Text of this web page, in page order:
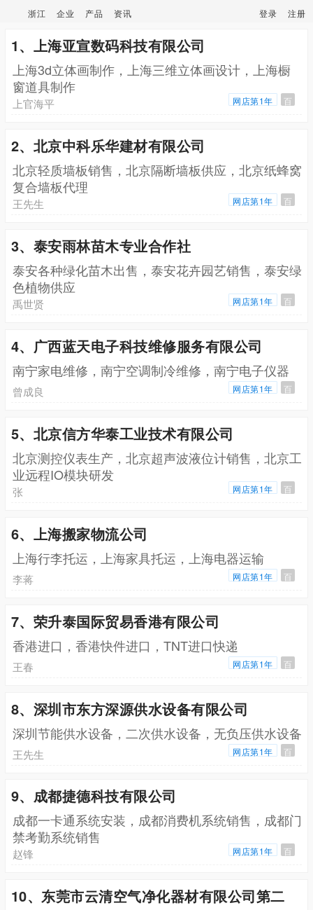
浙江 企业 产品 资讯 登录 注册
1、上海亚宣数码科技有限公司
上海3d立体画制作，上海三维立体画设计，上海橱
窗道具制作
上官海平 网店第1年 百
2、北京中科乐华建材有限公司
北京轻质墙板销售，北京隔断墙板供应，北京纸蜂窝
复合墙板代理
王先生 网店第1年 百
3、泰安雨林苗木专业合作社
泰安各种绿化苗木出售，泰安花卉园艺销售，泰安绿
色植物供应
禹世贤 网店第1年 百
4、广西蓝天电子科技维修服务有限公司
南宁家电维修，南宁空调制冷维修，南宁电子仪器
曾成良 网店第1年 百
5、北京信方华泰工业技术有限公司
北京测控仪表生产，北京超声波液位计销售，北京工
业远程IO模块研发
张 网店第1年 百
6、上海搬家物流公司
上海行李托运，上海家具托运，上海电器运输
李蒋 网店第1年 百
7、荣升泰国际贸易香港有限公司
香港进口，香港快件进口，TNT进口快递
王春 网店第1年 百
8、深圳市东方深源供水设备有限公司
深圳节能供水设备，二次供水设备，无负压供水设备
王先生 网店第1年 百
9、成都捷德科技有限公司
成都一卡通系统安装，成都消费机系统销售，成都门
禁考勤系统销售
赵锋 网店第1年 百
10、东莞市云清空气净化器材有限公司第二